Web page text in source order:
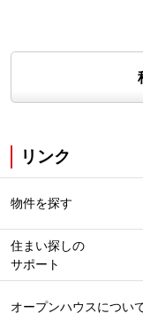
リンク
物件を探す
住まい探しの
サポート
オープンハウスについ